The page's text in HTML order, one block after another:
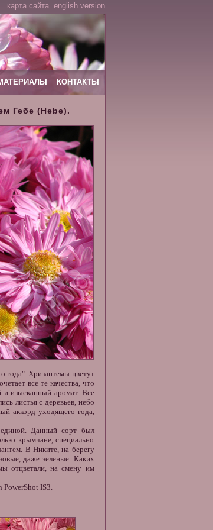
карта сайта english version
КОНТАКТЫ
Гебе (Hebe).
года". Хризантемы цветут
все те качества, что
и изысканный аромат. Все
листья с деревьев, небо
аккорд уходящего года,
Данный сорт был
крымчане, специально
В Никите, на берегу
даже зеленые. Каких
отцветали, на смену им
PowerShot IS3.